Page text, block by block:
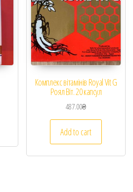
Комплекс вітамінів Royal Vit G
Роял Віт. 20 капсул
487.00₴
Add to cart